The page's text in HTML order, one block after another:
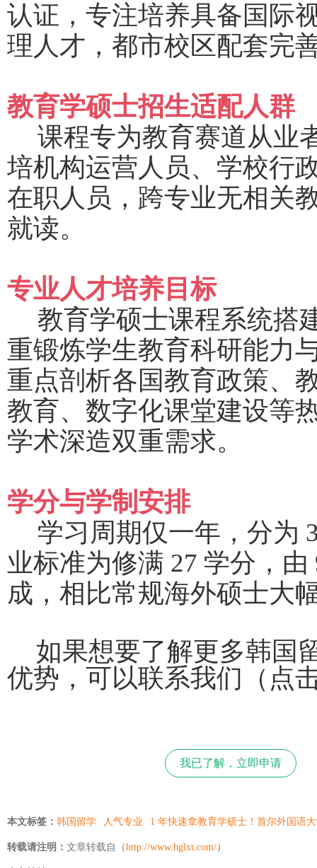
认证，专注培养具备国际
理人才，都市校区配套完
教育学硕士招生适配人群
课程专为教育赛道从业
培机构运营人员、学校行
在职人员，跨专业无相关
就读。
专业人才培养目标
教育学硕士课程系统搭
重锻炼学生教育科研能力
重点剖析各国教育政策、
教育、数字化课堂建设等
学术深造双重需求。
学分与学制安排
学习周期仅一年，分为
业标准为修满 27 学分，
成，相比常规海外硕士大
如果想要了解更多韩国
优势，可以联系我们（点
我已了解，立即申请
本文标签： 韩国留学 人气专业 1 年快速拿教育学硕士！首尔外国语
转载请注明： 文章转载自（http://www.hglxt.com/）